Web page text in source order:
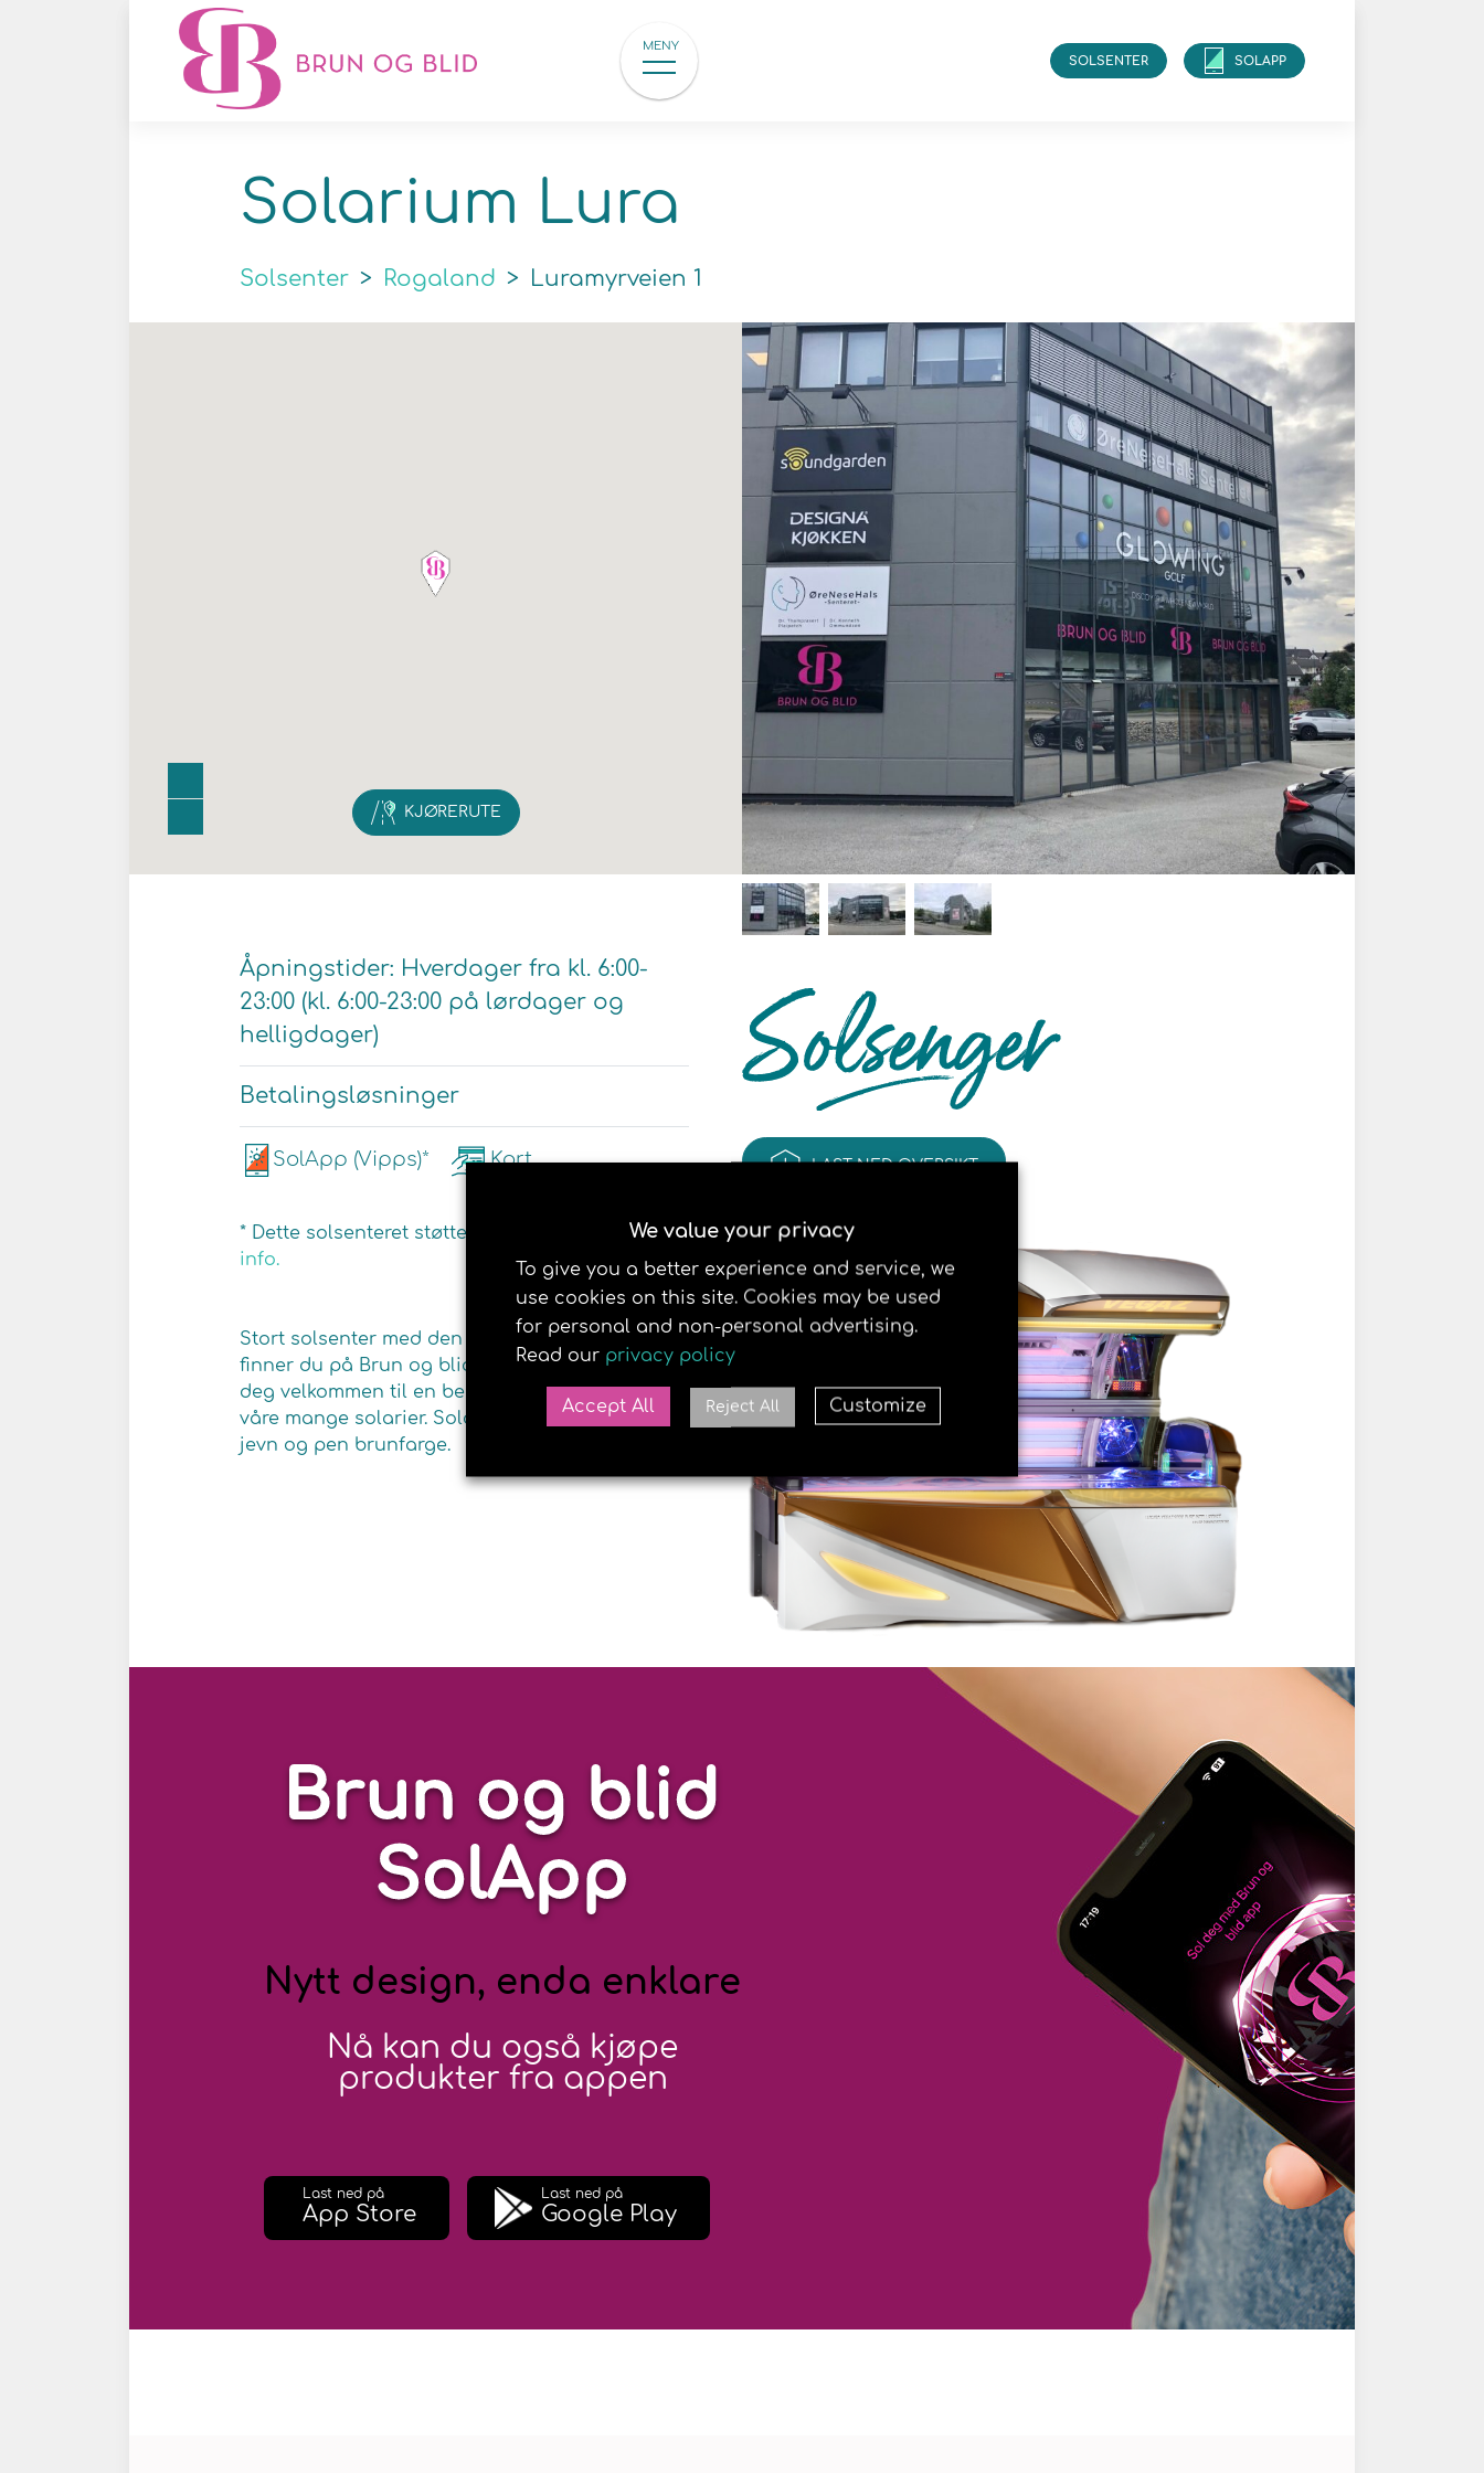
MENY
SOLSENTER SOLAPP
Solarium Lura
Solsenter > Rogaland > Luramyrveien 1
KJØRERUTE
Åpningstider: Hverdager fra kl. 6:00-
23:00 (kl. 6:00-23:00 på lørdager og
helligdager)
Betalingsløsninger
SolApp (Vipps)* Kort
* Dette solsenteret støtter Vipps.
Se her for mer
info.
Stort solsenter med den nyeste teknologien
finner du på Brun og blid i Sandnes. Vi ønsker
deg velkommen til en behagelig soltime i et av
våre mange solarier. Solariumene sikrer deg en
jevn og pen brunfarge.
LAST NED OVERSIKT
Brun og blid
SolApp
Nytt design, enda enklare
Nå kan du også kjøpe
produkter fra appen
Last ned på
App Store
Last ned på
Google Play
We value your privacy
To give you a better experience and service, we
use cookies on this site. Cookies may be used
for personal and non-personal advertising.
Read our privacy policy
Accept All Reject All Customize